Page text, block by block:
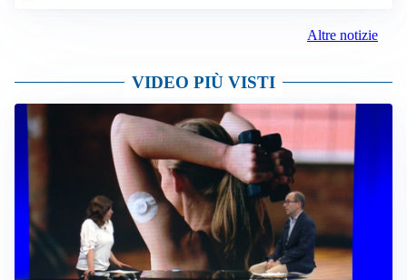
Altre notizie
VIDEO PIÙ VISTI